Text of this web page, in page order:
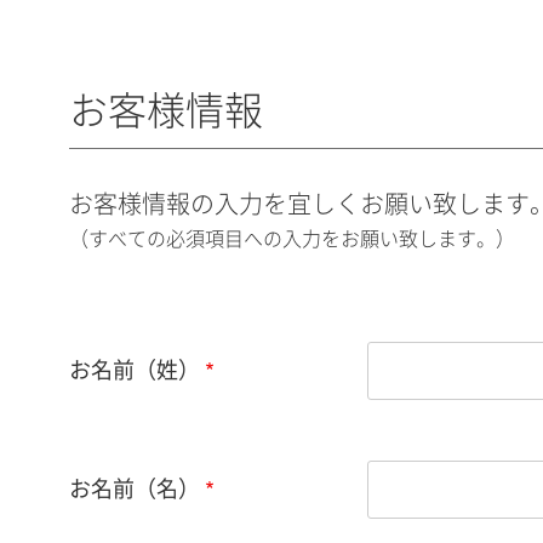
お客様情報
お客様情報の入力を宜しくお願い致します
（すべての必須項目への入力をお願い致します。）
お名前（姓）
お名前（名）